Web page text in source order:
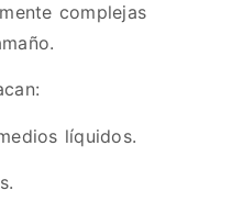
complejas
líquidos.